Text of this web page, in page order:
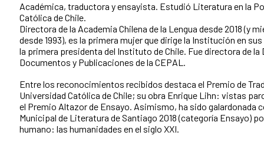
Académica, traductora y ensayista. Estudió Literatura en la
Católica de Chile.
Directora de la Academia Chilena de la Lengua desde 2018 (y
desde 1993), es la primera mujer que dirige la Institución en
la primera presidenta del Instituto de Chile. Fue directora de la
Documentos y Publicaciones de la CEPAL.
Entre los reconocimientos recibidos destaca el Premio de
Universidad Católica de Chile; su obra Enrique Lihn: vistas
el Premio Altazor de Ensayo. Asimismo, ha sido galardonada
Municipal de Literatura de Santiago 2018 (categoría Ensayo)
humano: las humanidades en el siglo XXI.